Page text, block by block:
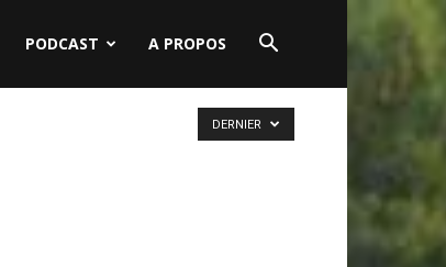
PODCAST A PROPOS
DERNIER